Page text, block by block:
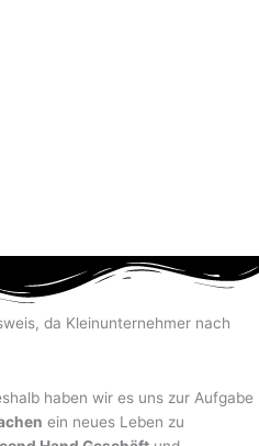
da Kleinunternehmer nach
haben wir es uns zur Aufgabe
ein neues Leben zu